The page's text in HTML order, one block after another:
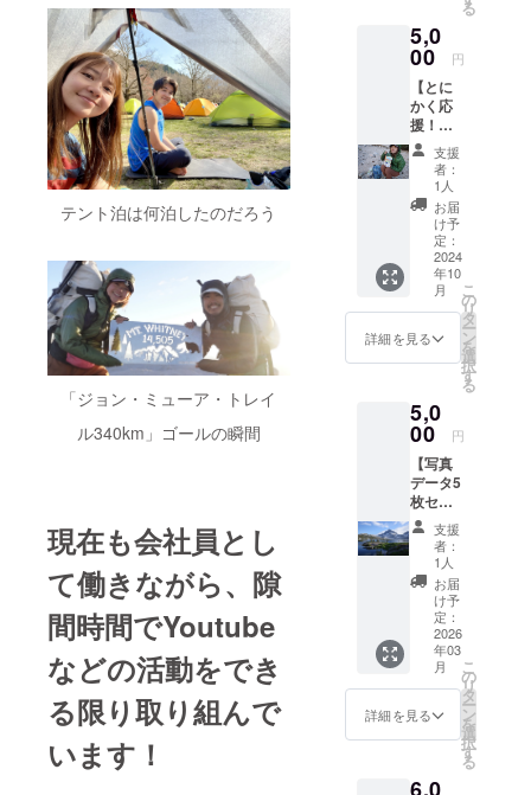
テント泊は何泊したのだろう
「ジョン・ミューア・トレイ
ル340km」ゴールの瞬間
現在も会社員とし
て働きながら、 隙
間時間でYoutube
などの活動をでき
る限り取り組んで
います！
etc.）、
YouTube開
2023年 夢
のジョン
ミューアト
レイルへ
山や自然を
通じて、生
活が豊かに
なった経験
を基に
「YURUHIK
ち上げ。山
でも街でも
使える道具
などを展
開。
援いた
だくに
あたっ
て】 ※
ニュー
ジーラ
ンドの
トレイ
ルには
必ず挑
戦しま
す。し
かしな
がら自
然や山
動にな
ります
病気の
リスク
もござ
いま
す。
ニュー
ジーラ
ンド以
降のト
レイル
への挑
戦を断
念せざ
るを得
ござい
ます。
思って
おりま
容 ・写
真jpeg
デー
タ 2枚
・感謝
のメッ
セージ
※帰国後
準備が
出来次
第送付
予定で
す。
（2026
年1月〜
3月頃に
定） ※
写真は
以前作
成した
ジョ
ン・
ミュー
ア・ト
レイル
verでイ
メージ
です 提
供方法
・メー
ルにて
のURL
をお送
たしま
す。 感
謝の
メッ
セージ
を送ら
せてい
ただき
ます。
今回の
挑戦の
中で大
切に使
わせて
いただ
きま
す。 ※
にかく
応援！
コー
ス】、
【とに
かく応
援！
10,000
円コー
ス】と
同じリ
ターン
内容に
なりま
す。
【ご支
る
5,0
00 円
【とに
かく応
援！
5,000円
コー
ス】 海
外への
挑戦と
はおも
しろ
い！と
にかく
支援す
る！！
という
たしま
す。 感
謝の
メッ
セージ
を送ら
せてい
ただき
ます。
今回の
挑戦の
中で大
切に使
わせて
いただ
きま
す。 ※
にかく
支援
者：
1人
お届
け予
定：
2024
年10
月
詳細を見る
こ
の
リ
タ
ー
ン
を
選
択
す
る
5,0
00 円
【写真
データ5
枚セッ
ト】
テ・ア
ラロア
や海外
トレイ
ルで撮
影した
写真
データ
と感謝
のメッ
セージ
送りし
支援
者：
1人
お届
け予
定：
2026
年03
月
詳細を見る
こ
の
リ
タ
ー
ン
を
選
択
す
る